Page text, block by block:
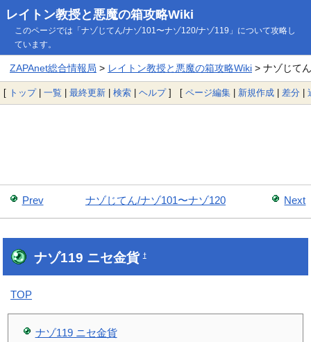
レイトン教授と悪魔の箱攻略Wiki
このページでは「ナゾじてん/ナゾ101〜ナゾ120/ナゾ119」について攻略し
ています。
ZAPAnet総合情報局 > レイトン教授と悪魔の箱攻略Wiki> ナゾじて
[ トップ| 一覧 | 最終更新 | 検索 | ヘルプ] [ ページ編集 | 新規作成 | 差分 |
Prev Next
ナゾじてん/ナゾ101〜ナゾ120
ナゾ119 ニセ金貨†
TOP
ナゾ119 ニセ金貨